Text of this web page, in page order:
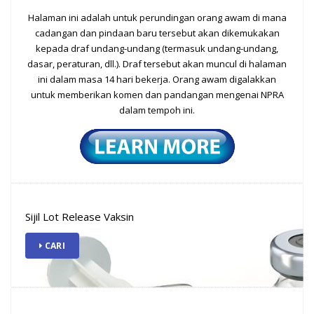
12
JUN
Pemetrexed: Risk of
nephrogenic diabetes insipidus
and renal tubular necrosis
Overview Pemetrexed is a chemotherapy
agent approved for the treatment of locally
advanced or...
11
JUN
Amoxicillin-containing
products: Risk of Drug Reaction
with Eosinophilia and Systemic
Severe Cutaneous Adverse
Reactions (SCARs)
Overview Amoxicillin is an antibiotic from the
penicillin group and has broad-spectrum action
Halaman ini adalah untuk perundingan orang awam di mana
cadangan dan pindaan baru tersebut akan dikemukakan
kepada draf undang-undang (termasuk undang-undang,
dasar, peraturan, dll.). Draf tersebut akan muncul di halaman
ini dalam masa 14 hari bekerja. Orang awam digalakkan
untuk memberikan komen dan pandangan mengenai NPRA
dalam tempoh ini.
Sijil Lot Release Vaksin
CARI